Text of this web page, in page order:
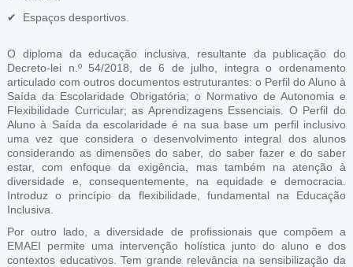
✔ Espaços desportivos.
O diploma da educação inclusiva, resultante da publicação do
Decreto-lei n.º 54/2018, de 6 de julho, integra o ordenamento
articulado com outros documentos estruturantes: o Perfil do Aluno à
Saída da Escolaridade Obrigatória; o Normativo de Autonomia e
Flexibilidade Curricular; as Aprendizagens Essenciais. O Perfil do
Aluno à Saída da escolaridade é na sua base um perfil inclusivo
uma vez que considera o desenvolvimento integral dos alunos
considerando as dimensões do saber, do saber fazer e do saber
estar, com enfoque da exigência, mas também na atenção à
diversidade e, consequentemente, na equidade e democracia.
Introduz o princípio da flexibilidade, fundamental na Educação
Inclusiva.
Por outro lado, a diversidade de profissionais que compõem a
EMAEI permite uma intervenção holística junto do aluno e dos
contextos educativos. Tem grande relevância na sensibilização da